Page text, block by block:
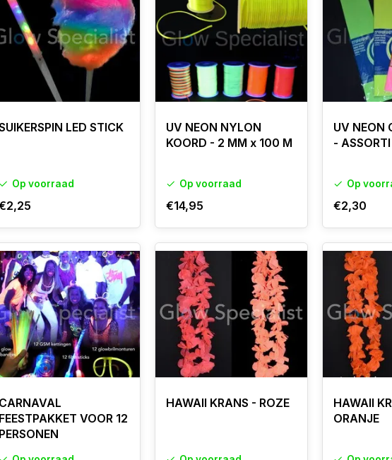
LED STICK
Op voorraad
UV NEON NYLON
KOORD - 2 MM x 100 M
Op voorraad
€14,95
UV NEON
- ASSORTI
Op
€2,30
CARNAVAL
FEESTPAKKET VOOR 12
PERSONEN
HAWAII KRANS - ROZE
HAWAII
ORANJE